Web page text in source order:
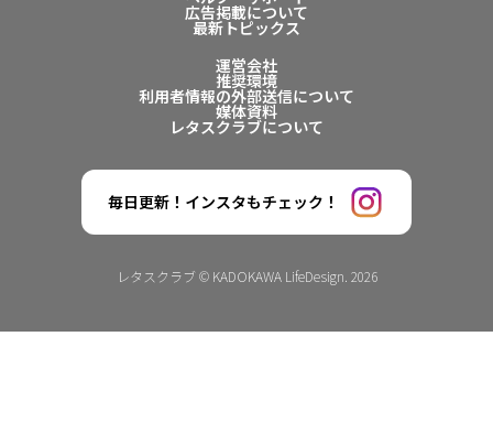
広告掲載について
最新トピックス
運営会社
推奨環境
利用者情報の外部送信について
媒体資料
レタスクラブについて
毎日更新！インスタもチェック！
レタスクラブ © KADOKAWA LifeDesign. 2026